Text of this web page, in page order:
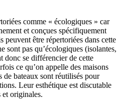
comme « écologiques » car
et conçues spécifiquement
peuvent être répertoriées dans cette
sont pas qu’écologiques (isolantes,
donc se différencier de cette
ce qu’on appelle des maisons
de bateaux sont réutilisés pour
Leur esthétique est discutable
et originales.